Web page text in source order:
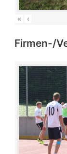
« ‹
Firmen-/